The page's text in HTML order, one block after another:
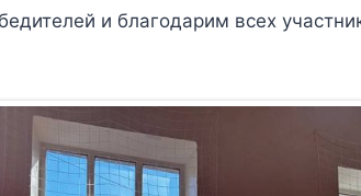
и благодарим всех